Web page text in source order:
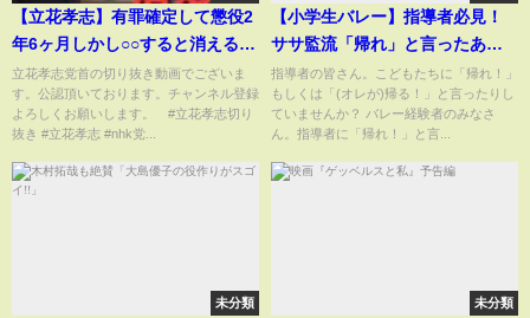
【立花孝志】有罪確定して懲役2
年6ヶ月しかし○○すると消える
#立花孝志切り抜き #立花孝志
#nhk党 #shorts #急上昇 #集金
人 ＃受信料 ＃有罪確定 ＃懲
立花孝志党首の切り抜き動画でございま
す。公認頂いております。チャンネル登録
よろしくお願いします。 #立花孝志切り
抜き #立花孝志 #nhk党...
【小学生バレー】指導者必見！
ササ監流「帰れ」と言ったあと
の対応が神✨
指導者の皆さん。こどもたちに「帰れ！」
もしくは「(オレが)帰る！」と言ったりし
ていませんか？ バレー経験者のみなさ
ん。指導者に「帰れ！」と言...
未分類 未分類